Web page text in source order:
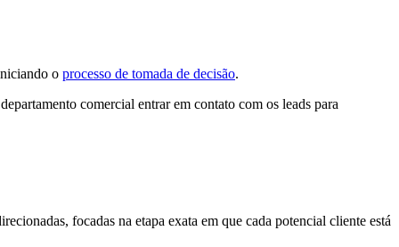
o processo de tomada de decisão.
comercial entrar em contato com os leads para
focadas na etapa exata em que cada potencial cliente está